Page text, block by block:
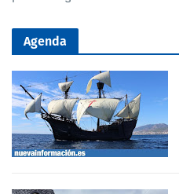
Agenda